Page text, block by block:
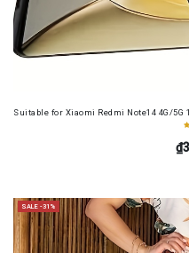
Suitable for Xiaomi Redmi Note14 4G/
SALE -31%